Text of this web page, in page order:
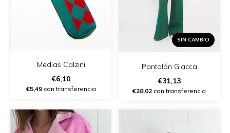
Medias Calzini
€6,10
€5,49con transferencia
SIN CAMBIO
Pantalón Giacca
€31,13
€28,02 con transferencia